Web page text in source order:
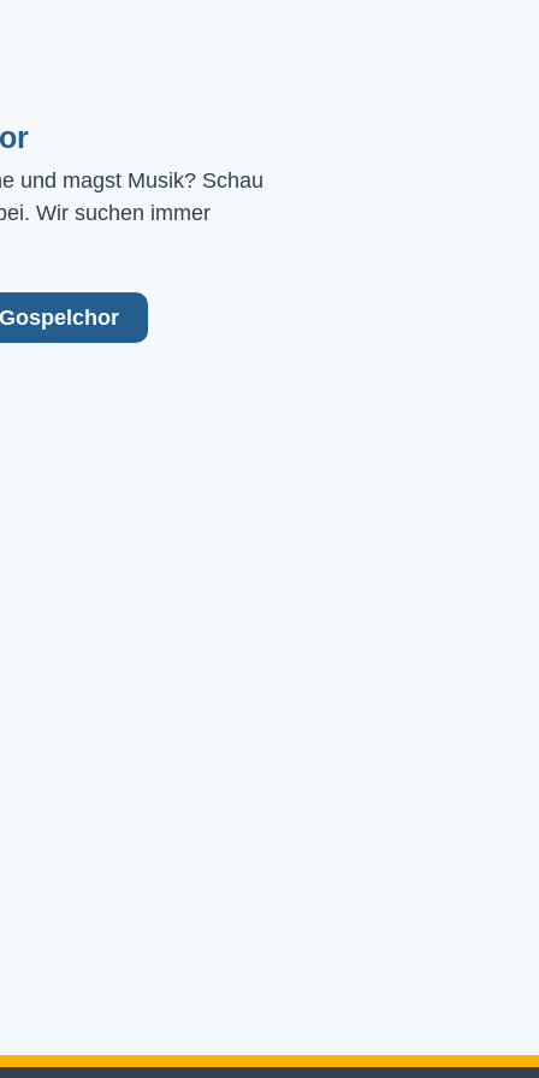
und magst Musik? Schau
Wir suchen immer